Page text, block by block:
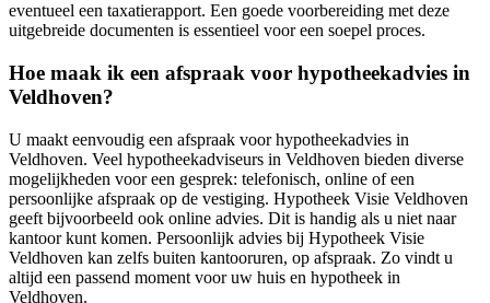
eventueel een taxatierapport. Een goede voorbereiding met deze
uitgebreide documenten is essentieel voor een soepel proces.
Hoe maak ik een afspraak voor hypotheekadvies in
Veldhoven?
U maakt eenvoudig een afspraak voor hypotheekadvies in
Veldhoven. Veel hypotheekadviseurs in Veldhoven bieden diverse
mogelijkheden voor een gesprek: telefonisch, online of een
persoonlijke afspraak op de vestiging. Hypotheek Visie Veldhoven
geeft bijvoorbeeld ook online advies. Dit is handig als u niet naar
kantoor kunt komen. Persoonlijk advies bij Hypotheek Visie
Veldhoven kan zelfs buiten kantooruren, op afspraak. Zo vindt u
altijd een passend moment voor uw huis en hypotheek in
Veldhoven.